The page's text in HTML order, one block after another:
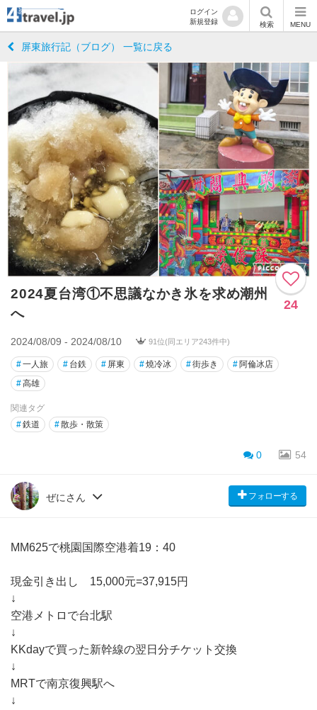
ログイン
新規登録
検索 MENU
屏東旅行記（ブログ） 一覧に戻る
2024夏台湾①不思議なかき氷を求め潮州
へ
24
2024/08/09 - 2024/08/10 91位(同エリア243件中)
#一人旅 # 台鉄 # 屏東 #燒冷冰 #街歩き #阿倫冰店
#高雄
関連タグ
#鉄道 #散歩・散策
0 54
ぜにさん フォローする
MM625で桃園国際空港着19：40
現金引き出し 15,000元=37,915円
↓
空港メトロで台北駅
↓
KKdayで買った新幹線の翌日分チケット交換
↓
MRTで南京復興駅へ
↓